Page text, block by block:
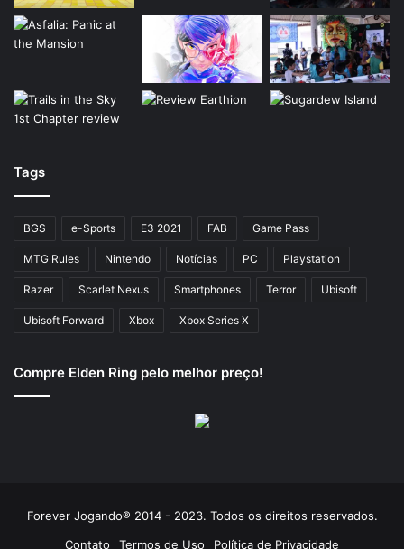
Tags
BGS e-Sports E3 2021 FAB Game Pass
MTG Rules Nintendo Notícias PC Playstation
Razer Scarlet Nexus Smartphones Terror Ubisoft
Ubisoft Forward Xbox Xbox Series X
Compre Elden Ring pelo melhor preço!
Forever Jogando® 2014 - 2023. Todos os direitos reservados.
Contato
Termos de Uso Política de Privacidade